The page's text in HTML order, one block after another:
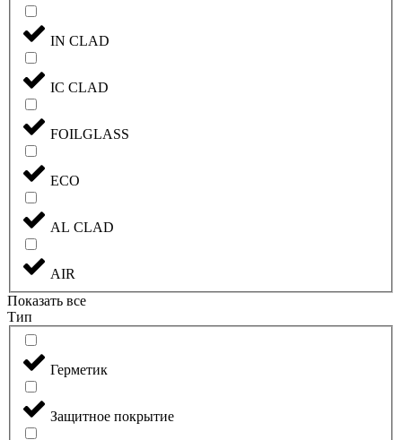
IN CLAD
IC CLAD
FOILGLASS
ECO
AL CLAD
AIR
Показать все
Тип
Герметик
Защитное покрытие